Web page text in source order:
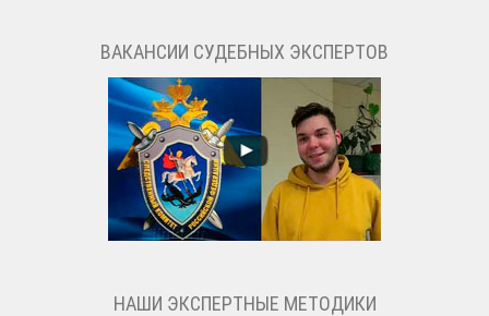
ВАКАНСИИ СУДЕБНЫХ ЭКСПЕРТОВ
НАШИ ЭКСПЕРТНЫЕ МЕТОДИКИ